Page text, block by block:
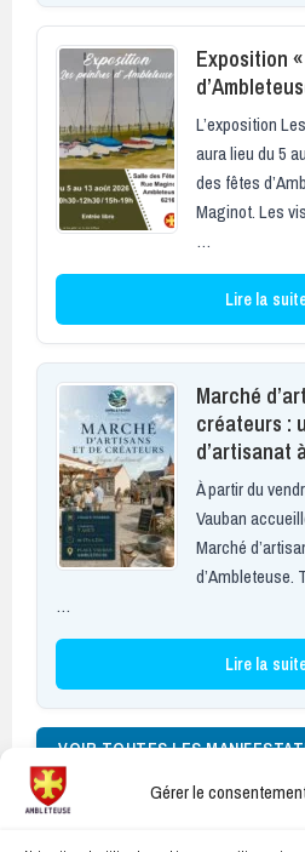
Gérer le
Exposition
L’exposition
aura lieu du 5
des fêtes
Maginot. Les
…
Lire la
Marché
créateurs :
d’artisanat
À partir du
Vauban
Marché
d’Ambleteuse.
…
Lire la
VOIR TOUTES LES